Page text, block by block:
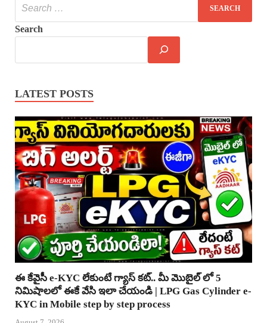
Search
LATEST POSTS
ఈ కేవైసీ e-KYC లేకుంటే గ్యాస్ కట్.. మీ మొబైల్ లో 5
నిమిషాలలో ఈకే వేసి ఇలా చేయండి | LPG Gas Cylinder e-
KYC in Mobile step by step process